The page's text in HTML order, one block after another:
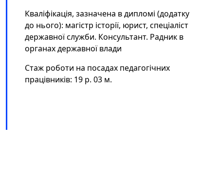
Кваліфікація, зазначена в дипломі (додатку
до нього): магістр історії, юрист, спеціаліст
державної служби. Консультант. Радник в
органах державної влади
Стаж роботи на посадах педагогічних
працівників: 19 р. 03 м.